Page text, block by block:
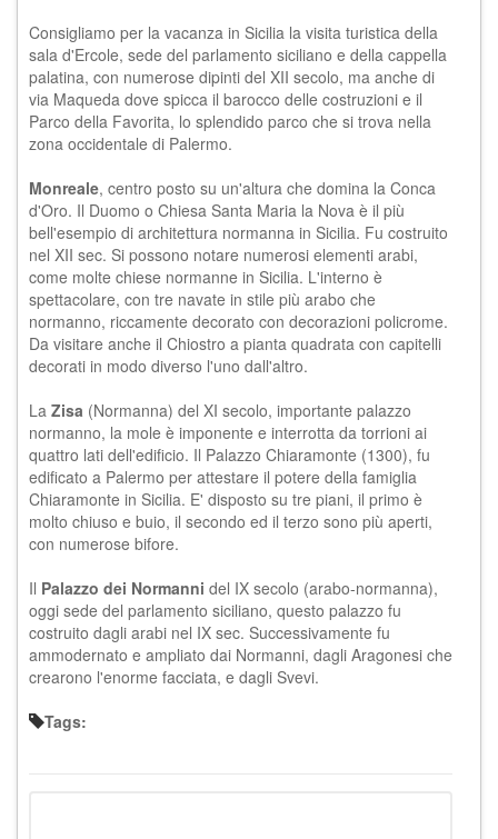
Consigliamo per la vacanza in Sicilia la visita turistica della
sala d'Ercole, sede del parlamento siciliano e della cappella
palatina, con numerose dipinti del XII secolo, ma anche di
via Maqueda dove spicca il barocco delle costruzioni e il
Parco della Favorita, lo splendido parco che si trova nella
zona occidentale di Palermo.
Monreale, centro posto su un'altura che domina la Conca
d'Oro. Il Duomo o Chiesa Santa Maria la Nova è il più
bell'esempio di architettura normanna in Sicilia. Fu costruito
nel XII sec. Si possono notare numerosi elementi arabi,
come molte chiese normanne in Sicilia. L'interno è
spettacolare, con tre navate in stile più arabo che
normanno, riccamente decorato con decorazioni policrome.
Da visitare anche il Chiostro a pianta quadrata con capitelli
decorati in modo diverso l'uno dall'altro.
La Zisa (Normanna) del XI secolo, importante palazzo
normanno, la mole è imponente e interrotta da torrioni ai
quattro lati dell'edificio. Il Palazzo Chiaramonte (1300), fu
edificato a Palermo per attestare il potere della famiglia
Chiaramonte in Sicilia. E' disposto su tre piani, il primo è
molto chiuso e buio, il secondo ed il terzo sono più aperti,
con numerose bifore.
Il Palazzo dei Normanni del IX secolo (arabo-normanna),
oggi sede del parlamento siciliano, questo palazzo fu
costruito dagli arabi nel IX sec. Successivamente fu
ammodernato e ampliato dai Normanni, dagli Aragonesi che
crearono l'enorme facciata, e dagli Svevi.
Tags: